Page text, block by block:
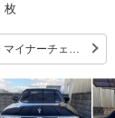
枚
1991年1月 〜 マイナーチェンジ